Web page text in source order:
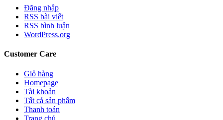
Đăng nhập
RSS bài viết
RSS bình luận
WordPress.org
Customer Care
Giỏ hàng
Homepage
Tài khoản
Tất cả sản phẩm
Thanh toán
Trang chủ